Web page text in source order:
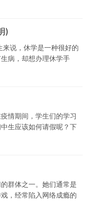
)
说，休学是一种很好的
病，却想办理休学手
情期间，学生们的学习
生应该如何请假呢？下
群体之一。她们通常是
，经常陷入网络成瘾的